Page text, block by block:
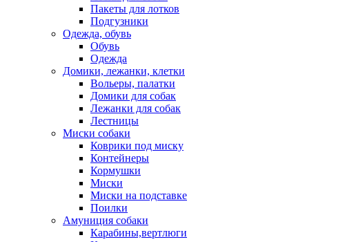
Пакеты для лотков
Подгузники
Одежда, обувь
Обувь
Одежда
Домики, лежанки, клетки
Вольеры, палатки
Домики для собак
Лежанки для собак
Лестницы
Миски собаки
Коврики под миску
Контейнеры
Кормушки
Миски
Миски на подставке
Поилки
Амуниция собаки
Карабины,вертлюги